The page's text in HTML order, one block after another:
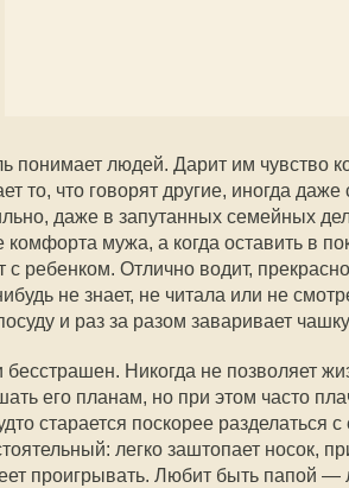
понимает людей. Дарит им чувство
то, что говорят другие, иногда
даже в запутанных семейных
комфорта мужа, а когда оставить в
с ребенком. Отлично водит,
не знает, не читала или не
и раз за разом заваривает
бесстрашен. Никогда не позволяет
его планам, но при этом часто
старается поскорее разделаться
легко заштопает носок,
проигрывать. Любит быть папой —